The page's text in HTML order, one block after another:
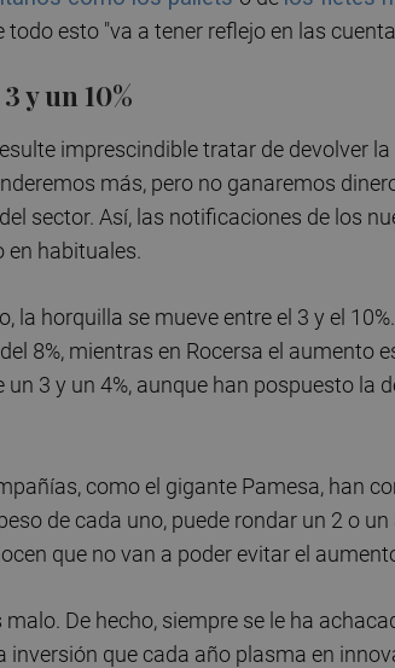
todo esto "va a tener reflejo en las
y un 10%
imprescindible tratar de devolver
más, pero no ganaremos
sector. Así, las notificaciones de los
en habituales.
la horquilla se mueve entre el 3 y el
8%, mientras en Rocersa el aumento
un 3 y un 4%, aunque han pospuesto la
como el gigante Pamesa, han
de cada uno, puede rondar un 2 o
que no van a poder evitar el
malo. De hecho, siempre se le ha
inversión que cada año plasma en